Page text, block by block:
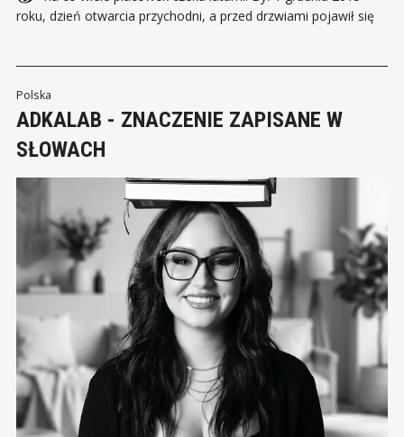
roku, dzień otwarcia przychodni, a przed drzwiami pojawił się
Polska
ADKALAB - ZNACZENIE ZAPISANE W
SŁOWACH